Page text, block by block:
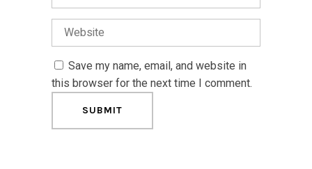
Save my name, email, and website in
this browser for the next time I comment.